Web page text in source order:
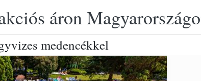
áron
medencékkel